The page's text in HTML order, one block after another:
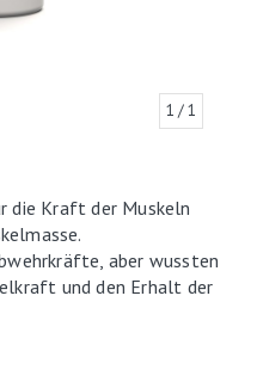
1 / 1
die Kraft der Muskeln
aber wussten
und den Erhalt der